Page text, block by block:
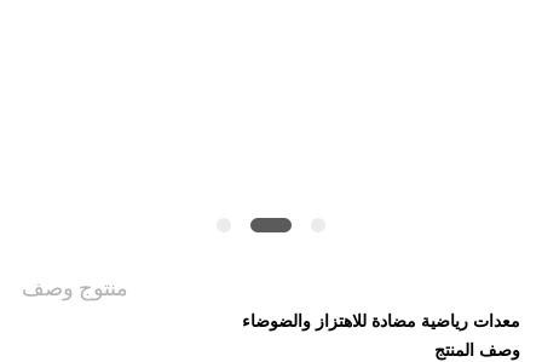
منتوج وصف
معدات رياضية مضادة للاهتزاز والضوضاء
وصف المنتج